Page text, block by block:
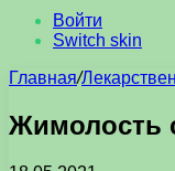
Войти
Switch skin
Главная/
Жимолость